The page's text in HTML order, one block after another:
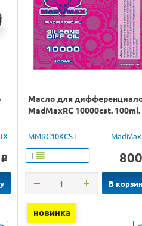
o
Масло для
MadMaxRC 10000cst. 100ml.
MMRC10KCST
Т 800
В
новинка